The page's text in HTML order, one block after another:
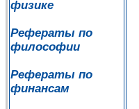
физике
Рефераты по
философии
Рефераты по
финансам